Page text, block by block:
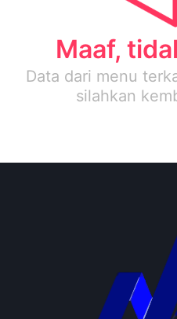
Maaf,
Data dari menu
silahkan